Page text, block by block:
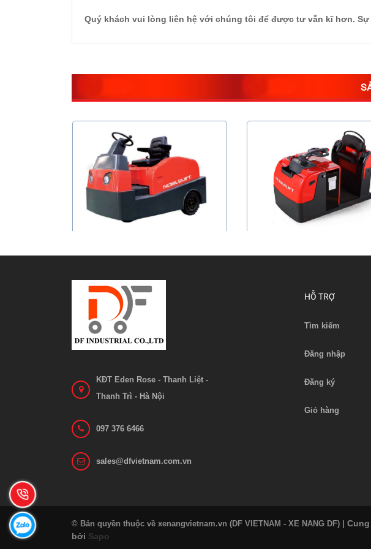
Quý khách vui lòng liên hệ với chúng tôi để được tư vẫn kĩ hơn.
Liên hệ
Xem chi tiết Xem chi tiết
KĐT Eden Rose - Thanh Liệt -
Thanh Trì - Hà Nội
097 376 6466
sales@dfvietnam.com.vn
HỖ TRỢ
Tìm kiếm
Đăng nhập
Đăng ký
Giỏ hàng
© Bản quyền thuộc về xenangvietnam.vn (DF VIETNAM - XE NANG DF)
bởi Sapo